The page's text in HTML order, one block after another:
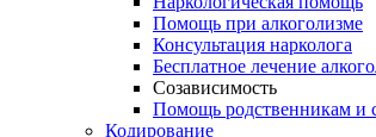
Помощь при алкоголизме
Консультация нарколога
Бесплатное лечение
Созависимость
Помощь родственникам и
Кодирование